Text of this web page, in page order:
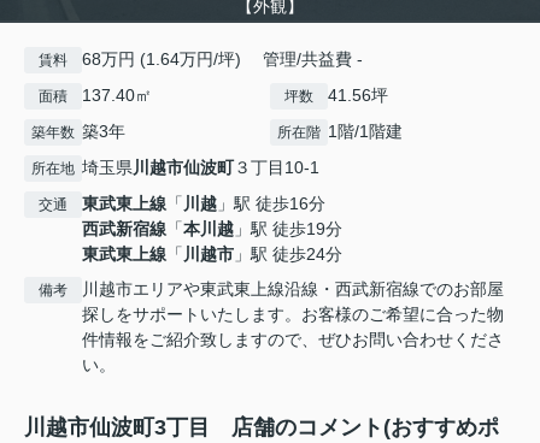
【外観】
賃料 68万円 (1.64万円/坪) 管理/共益費 -
面積 137.40㎡ 坪数 41.56坪
築年数 築3年 所在階 1階/1階建
所在地 埼玉県川越市仙波町３丁目10-1
交通 東武東上線 「川越 」駅 徒歩16分
西武新宿線 「本川越 」駅 徒歩19分
東武東上線 「川越市 」駅 徒歩24分
備考
川越市エリアや東武東上線沿線・西武新宿線でのお部屋
探しをサポートいたします。お客様のご希望に合った物
件情報をご紹介致しますので、ぜひお問い合わせくださ
い。
川越市仙波町3丁目 店舗のコメント(おすすめポ